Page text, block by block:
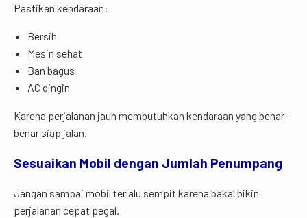
Pastikan kendaraan:
Bersih
Mesin sehat
Ban bagus
AC dingin
Karena perjalanan jauh membutuhkan kendaraan yang benar-
benar siap jalan.
Sesuaikan Mobil dengan Jumlah Penumpang
Jangan sampai mobil terlalu sempit karena bakal bikin
perjalanan cepat pegal.